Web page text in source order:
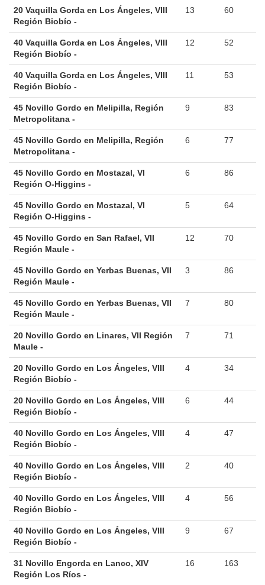
20 Vaquilla Gorda en Los Ángeles, VIII
Región Biobío -
13 60
40 Vaquilla Gorda en Los Ángeles, VIII
Región Biobío -
12 52
40 Vaquilla Gorda en Los Ángeles, VIII
Región Biobío -
11 53
45 Novillo Gordo en Melipilla, Región
Metropolitana -
9 83
45 Novillo Gordo en Melipilla, Región
Metropolitana -
6 77
45 Novillo Gordo en Mostazal, VI
Región O-Higgins -
6 86
45 Novillo Gordo en Mostazal, VI
Región O-Higgins -
5 64
45 Novillo Gordo en San Rafael, VII
Región Maule -
12 70
45 Novillo Gordo en Yerbas Buenas, VII
Región Maule -
3 86
45 Novillo Gordo en Yerbas Buenas, VII
Región Maule -
7 80
20 Novillo Gordo en Linares, VII Región
Maule -
7 71
20 Novillo Gordo en Los Ángeles, VIII
Región Biobío -
4 34
20 Novillo Gordo en Los Ángeles, VIII
Región Biobío -
6 44
40 Novillo Gordo en Los Ángeles, VIII
Región Biobío -
4 47
40 Novillo Gordo en Los Ángeles, VIII
Región Biobío -
2 40
40 Novillo Gordo en Los Ángeles, VIII
Región Biobío -
4 56
40 Novillo Gordo en Los Ángeles, VIII
Región Biobío -
9 67
31 Novillo Engorda en Lanco, XIV
Región Los Ríos -
16 163